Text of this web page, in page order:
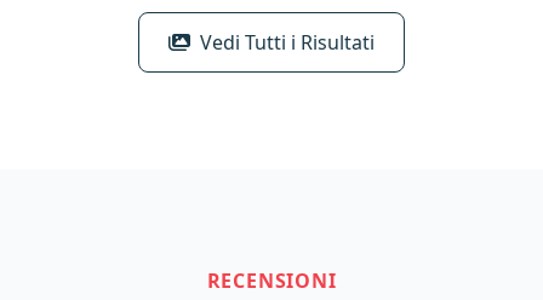
Vedi Tutti i Risultati
RECENSIONI